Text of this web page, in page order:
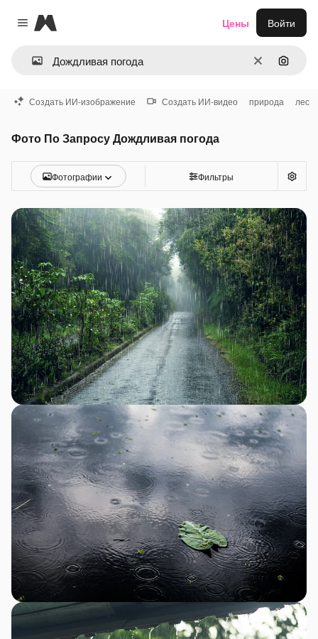
Close menu
Magnific
ОчиститьПоиск
Цены Войти
Создать ИИ-изображение Создать ИИ-видео природа лес
Фото По Запросу Дождливая погода
Фотографии Фильтры